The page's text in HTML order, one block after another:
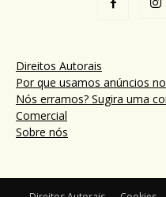
Direitos Autorais
Por que usamos anúncios
Nós erramos? Sugira uma
Comercial
Sobre nós